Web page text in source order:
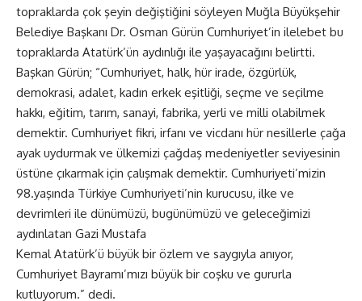
topraklarda çok şeyin değiştiğini söyleyen Muğla Büyükşehir
Belediye Başkanı Dr. Osman Gürün Cumhuriyet’in ilelebet bu
topraklarda Atatürk’ün aydınlığı ile yaşayacağını belirtti.
Başkan Gürün; “Cumhuriyet, halk, hür irade, özgürlük,
demokrasi, adalet, kadın erkek eşitliği, seçme ve seçilme
hakkı, eğitim, tarım, sanayi, fabrika, yerli ve milli olabilmek
demektir. Cumhuriyet fikri, irfanı ve vicdanı hür nesillerle çağa
ayak uydurmak ve ülkemizi çağdaş medeniyetler seviyesinin
üstüne çıkarmak için çalışmak demektir. Cumhuriyeti’mizin
98.yaşında Türkiye Cumhuriyeti’nin kurucusu, ilke ve
devrimleri ile dünümüzü, bugünümüzü ve geleceğimizi
aydınlatan Gazi Mustafa
Kemal Atatürk’ü büyük bir özlem ve saygıyla anıyor,
Cumhuriyet Bayramı’mızı büyük bir coşku ve gururla
kutluyorum.” dedi.